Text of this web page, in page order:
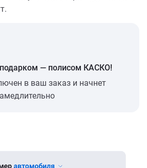
— полисом КАСКО!
в ваш заказ и начнет